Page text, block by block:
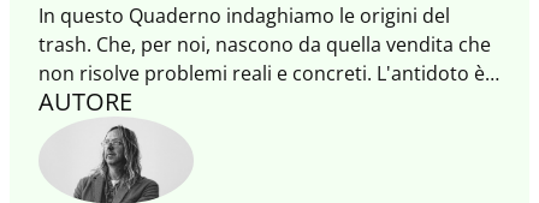
In questo Quaderno indaghiamo le origini del
trash. Che, per noi, nascono da quella vendita che
non risolve problemi reali e concreti. L'antidoto è
una vendita circolare e infinita, che trae il massimo
vantaggio moltiplicando i punti di contatto con il
Cliente, coinvolgendolo e generando una visione
condivisa tra persone e organizzazioni.
AUTORE